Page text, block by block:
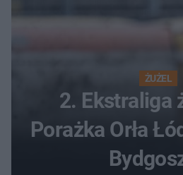
ŻUŻEL
2. Ekstraliga
Porażka Orła